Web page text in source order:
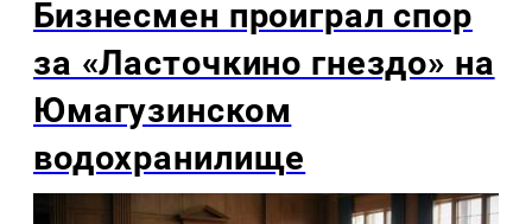
Бизнесмен проиграл спор
за «Ласточкино гнездо» на
Юмагузинском
водохранилище